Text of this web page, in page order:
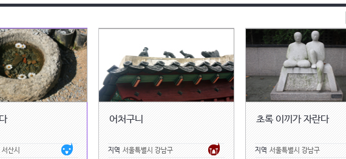
산시
어처구니
지역 서울특별시 강남구
초록 이끼가 자란다
지역 서울특별시 강남구